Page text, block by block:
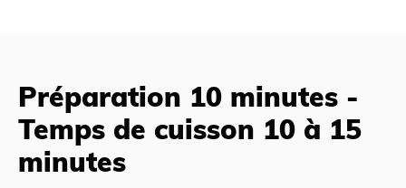
e
s
i
c
d
e
n
t
Préparation 10 minutes -
Temps de cuisson 10 à 15
minutes